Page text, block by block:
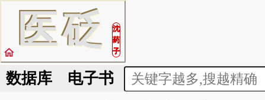
医砭
沈
药
子
home
数据库 电子书